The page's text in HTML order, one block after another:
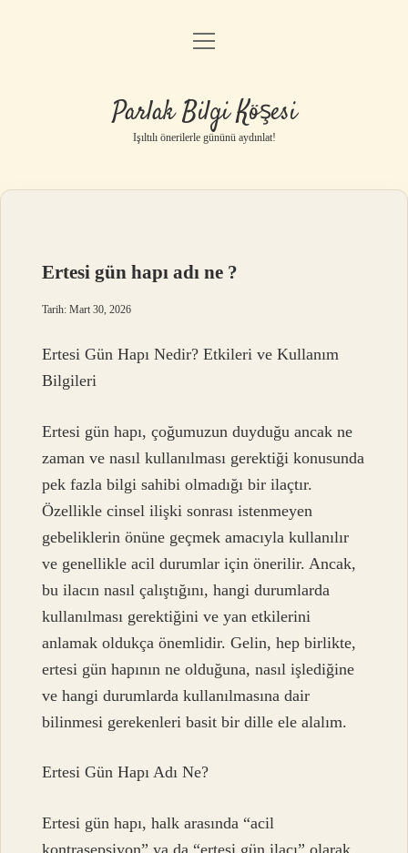
Anasayfa
Yasal Uyarı
menüyü
Parlak Bilgi Köşesi
Işıltılı önerilerle gününü aydınlat!
Ertesi gün hapı adı ne ?
Tarih: Mart 30, 2026
Ertesi Gün Hapı Nedir? Etkileri ve Kullanım
Bilgileri
Ertesi gün hapı, çoğumuzun duyduğu ancak ne
zaman ve nasıl kullanılması gerektiği konusunda
pek fazla bilgi sahibi olmadığı bir ilaçtır.
Özellikle cinsel ilişki sonrası istenmeyen
gebeliklerin önüne geçmek amacıyla kullanılır
ve genellikle acil durumlar için önerilir. Ancak,
bu ilacın nasıl çalıştığını, hangi durumlarda
kullanılması gerektiğini ve yan etkilerini
anlamak oldukça önemlidir. Gelin, hep birlikte,
ertesi gün hapının ne olduğuna, nasıl işlediğine
ve hangi durumlarda kullanılmasına dair
bilinmesi gerekenleri basit bir dille ele alalım.
Ertesi Gün Hapı Adı Ne?
Ertesi gün hapı, halk arasında “acil
kontrasepsiyon” ya da “ertesi gün ilaçı” olarak